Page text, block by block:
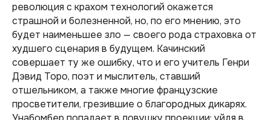
революция с крахом технологий окажется
страшной и болезненной, но, по его мнению, это
будет наименьшее зло — своего рода страховка от
худшего сценария в будущем. Качинский
совершает ту же ошибку, что и его учитель Генри
Дэвид Торо, поэт и мыслитель, ставший
отшельником, а также многие французские
просветители, грезившие о благородных дикарях.